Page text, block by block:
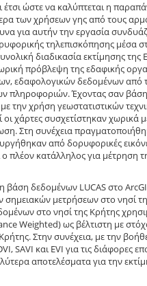
έτσι ώστε να καλύπτεται η
των χρήσεων γης από τους
για αυτήν την εργασία
τηλεπισκόπησης μέσα
διαδικασία εκτίμησης
πρόβλεψη της εδαφικής
εδαφολογικών δεδομένων
πληροφοριών. Έχοντας σαν
την χρήση γεωστατιστικών
χάρτες συσχετίστηκαν χωρικά
Στη συνέχεια
από δορυφορικές
πλέον κατάλληλος για μέτρηση
δεδομένων LUCAS στο
μετρήσεων στο νησί
στο νησί της Κρήτης
Weighted) ως βέλτιστη με
Στην συνέχεια, με την
και EVI για τις διάφορες
αποτελέσματα για την